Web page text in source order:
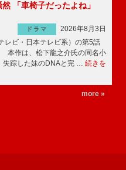
「車椅子だったよね」
ドラマ
2026年8月3日
レビ・日本テレビ系）の第5話
本作は、松下龍之介氏の同名小
失踪した妹のDNAと完 … 続きを
more »